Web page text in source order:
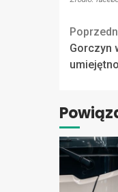
Gorczyn